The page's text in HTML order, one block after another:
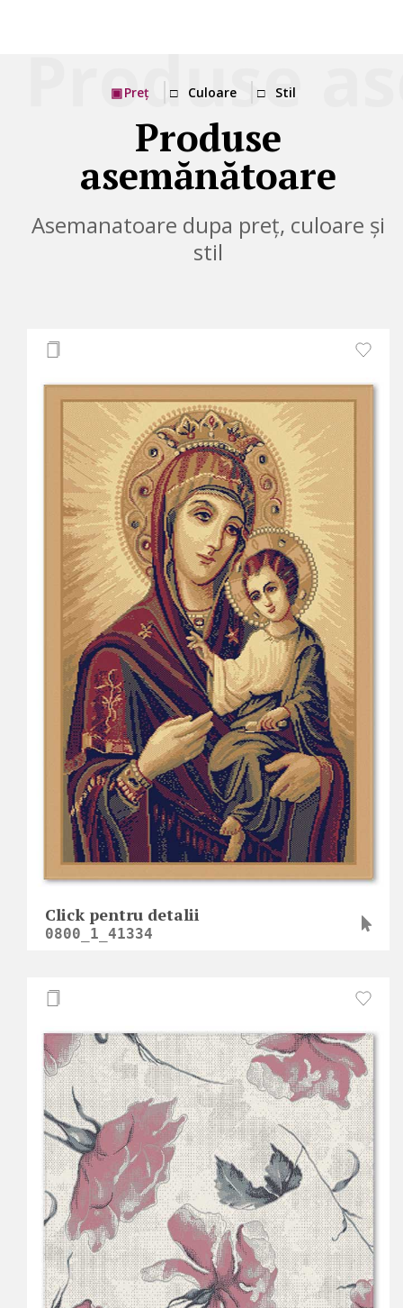
Preț Culoare Stil
Produse
asemănătoare
Asemanatoare dupa preț, culoare și
stil
Click pentru detalii
0800_1_41334